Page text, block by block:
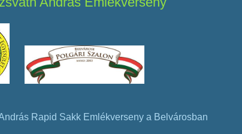
Rapid Sakk Emlékverseny a Belvárosban